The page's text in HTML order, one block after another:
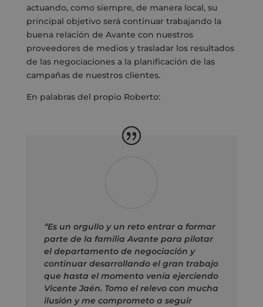
actuando, como siempre, de manera local, su
principal objetivo será continuar trabajando la
buena relación de Avante con nuestros
proveedores de medios y trasladar los resultados
de las negociaciones a la planificación de las
campañas de nuestros clientes.
En palabras del propio Roberto:
“Es un orgullo y un reto entrar a formar
parte de la familia Avante para pilotar
el departamento de negociación y
continuar desarrollando el gran trabajo
que hasta el momento venía ejerciendo
Vicente Jaén. Tomo el relevo con mucha
ilusión y me comprometo a seguir